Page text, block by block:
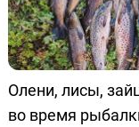
Олени, лисы,
во время